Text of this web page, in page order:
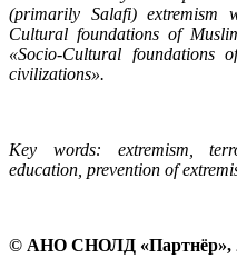
(primarily Salafi) extremism
Cultural foundations of
«Socio-Cultural foundations
civilizations».
Key words: extremism,
education, prevention of
© АНО СНОЛД «Партнёр»,